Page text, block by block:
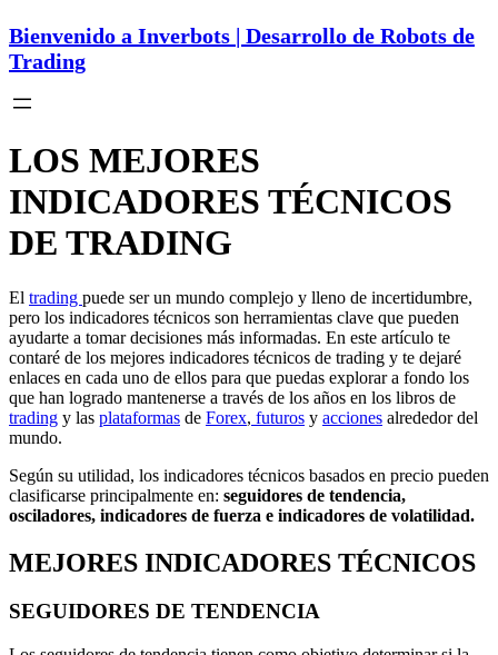
Bienvenido a Inverbots | Desarrollo de Robots de
Trading
LOS MEJORES
INDICADORES TÉCNICOS
DE TRADING
El trading puede ser un mundo complejo y lleno de incertidumbre,
pero los indicadores técnicos son herramientas clave que pueden
ayudarte a tomar decisiones más informadas. En este artículo te
contaré de los mejores indicadores técnicos de trading y te dejaré
enlaces en cada uno de ellos para que puedas explorar a fondo los
que han logrado mantenerse a través de los años en los libros de
trading y las plataformas de Forex, futuros y acciones alrededor del
mundo.
Según su utilidad, los indicadores técnicos basados en precio pueden
clasificarse principalmente en: seguidores de tendencia,
osciladores, indicadores de fuerza e indicadores de volatilidad.
MEJORES INDICADORES TÉCNICOS
SEGUIDORES DE TENDENCIA